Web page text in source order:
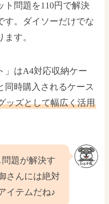
ト問題を110円で解決
す。ダイソーだけでな
す。
」はA4対応収納ケー
同時購入されるケース
ッズとして幅広く活用
題が解決す
さんには絶対
イテムだね♪